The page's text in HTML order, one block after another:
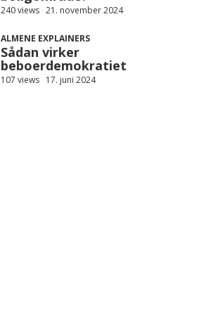
240 views 21. november 2024
ALMENE EXPLAINERS
Sådan virker
beboerdemokratiet
107 views 17. juni 2024